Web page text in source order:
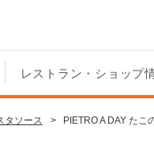
レストラン・ショップ
タソース > PIETRO A DAY たこ